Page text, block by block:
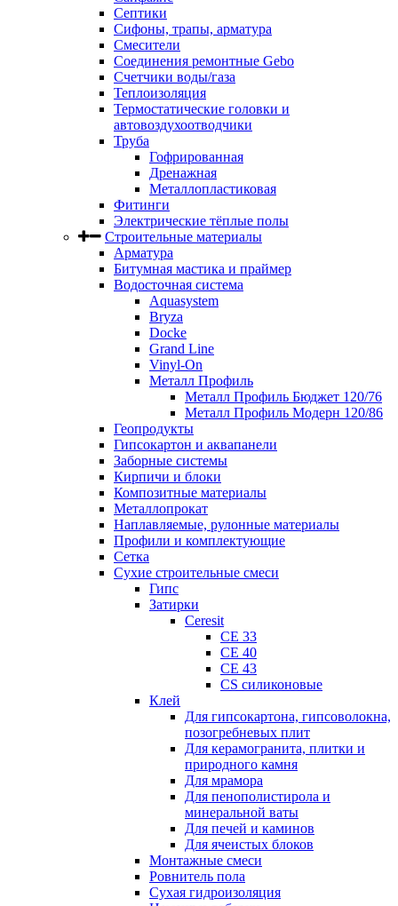
Септики
Сифоны, трапы, арматура
Смесители
Соединения ремонтные Gebo
Счетчики воды/газа
Теплоизоляция
Термостатические головки и
автовоздухоотводчики
Труба
Гофрированная
Дренажная
Металлопластиковая
Фитинги
Электрические тёплые полы
Строительные материалы
Арматура
Битумная мастика и праймер
Водосточная система
Aquasystem
Bryza
Docke
Grand Line
Vinyl-On
Металл Профиль
Металл Профиль Бюджет 120/76
Металл Профиль Модерн 120/86
Геопродукты
Гипсокартон и аквапанели
Заборные системы
Кирпичи и блоки
Композитные материалы
Металлопрокат
Наплавляемые, рулонные материалы
Профили и комплектующие
Сетка
Сухие строительные смеси
Гипс
Затирки
Ceresit
CE 33
CE 40
CE 43
CS силиконовые
Клей
Для гипсокартона, гипсоволокна,
позогребневых плит
Для керамогранита, плитки и
природного камня
Для мрамора
Для пенополистирола и
минеральной ваты
Для печей и каминов
Для ячеистых блоков
Монтажные смеси
Ровнитель пола
Сухая гидроизоляция